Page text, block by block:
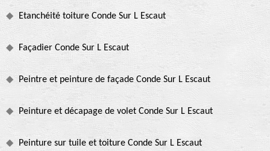
Etanchéité toiture Conde Sur L Escaut
Façadier Conde Sur L Escaut
Peintre et peinture de façade Conde Sur L Escaut
Peinture et décapage de volet Conde Sur L Escaut
Peinture sur tuile et toiture Conde Sur L Escaut